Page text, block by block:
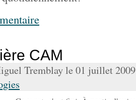
CAM
Tremblay le 01 juillet